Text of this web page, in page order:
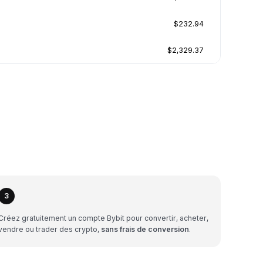
$232.94
$2,329.37
3
gratuitement un compte Bybit pour convertir, acheter,
ou trader des crypto, sans frais de conversion.